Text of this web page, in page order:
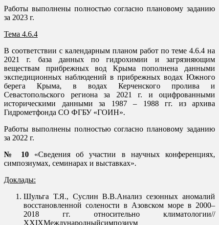
Работы выполнены полностью согласно плановому заданию
за 2023 г.
Тема 4.6.4
В соответствии с календарным планом работ по теме 4.6.4 на
2021 г. база данных по гидрохимии и загрязняющим
веществам прибрежных вод Крыма пополнена данными
экспедиционных наблюдений в прибрежных водах Южного
берега Крыма, в водах Керченского пролива и
Севастопольского региона за 2021 г. и оцифрованными
историческими данными за 1987 – 1988 гг. из архива
Гидрометфонда СО ФГБУ «ГОИН».
Работы выполнены полностью согласно плановому заданию
за 2022 г.
№ 10«Сведения об участии в научных конференциях,
симпозиумах, семинарах и выставках».
Доклады:
Шульга Т.Я., Суслин В.В.Анализ сезонных аномалий
восстановленной солености в Азовском море в 2000–
2018 гг. относительно климатологии//
XXIХМеждународныйсимпозиум